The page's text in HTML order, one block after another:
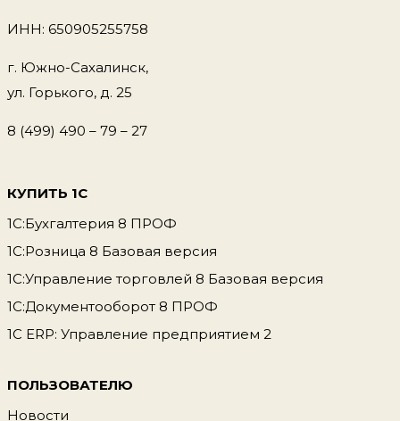
ИНН: 650905255758
г. Южно-Сахалинск,
ул. Горького, д. 25
8 (499) 490 – 79 – 27
КУПИТЬ 1С
1С:Бухгалтерия 8 ПРОФ
1С:Розница 8 Базовая версия
1С:Управление торговлей 8 Базовая версия
1С:Документооборот 8 ПРОФ
1С ERP: Управление предприятием 2
ПОЛЬЗОВАТЕЛЮ
Новости